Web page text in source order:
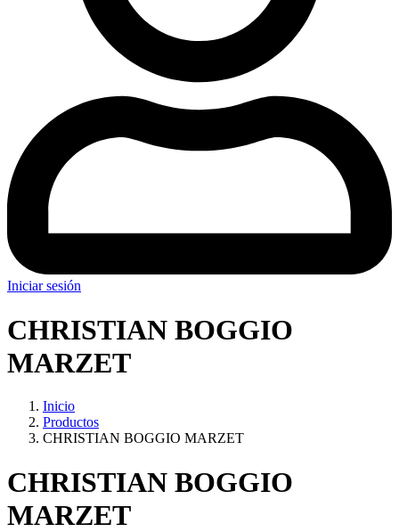
Iniciar sesión
CHRISTIAN BOGGIO
MARZET
Inicio
Productos
CHRISTIAN BOGGIO MARZET
CHRISTIAN BOGGIO
MARZET